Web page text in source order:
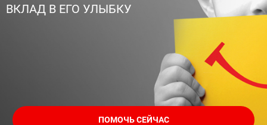
ВКЛАД В ЕГО УЛЫБКУ
ПОМОЧЬ СЕЙЧАС